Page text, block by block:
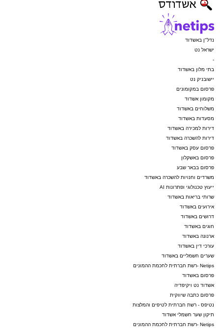
נדל"ן באשדוד
ישראל נט
-
בתי מלון באשדוד
יישובניק נט
פרסום במקומונים
מקומון אשדוד
משלוחים באשדוד
מסעדות באשדוד
דירות למכירה באשדוד
דירות להשכרה באשדוד
פרסום עסק באשדוד
פרסום באשקלון
פרסום בבאר שבע
משרדים וחנויות להשכרה באשדוד
ייעוץ טכנולוגי ופתרונות AI
שרותי בריאות באשדוד
אירועים באשדוד
דרושים באשדוד
חוגים באשדוד
ארנונה באשדוד
עורכי דין באשדוד
שערים חשמליים באשדוד
Netips -רשת חברתית לחכמת ההמונים
פרסום באשדוד
אשדוד נט ויקיפדיה
פרסום כתבה שיווקית
נטיפס - רשת חברתית לטיפים והמלצות
תיקון שער חשמלי אשדוד
Netips -רשת חברתית לחכמת ההמונים